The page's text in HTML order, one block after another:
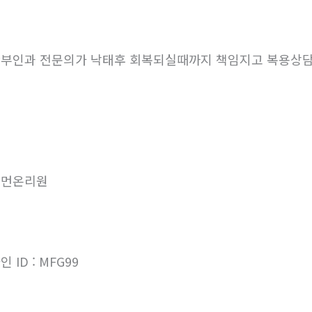
인과 전문의가 낙태후 회복되실때까지 책임지고 복용상
온리원
ID : MFG99